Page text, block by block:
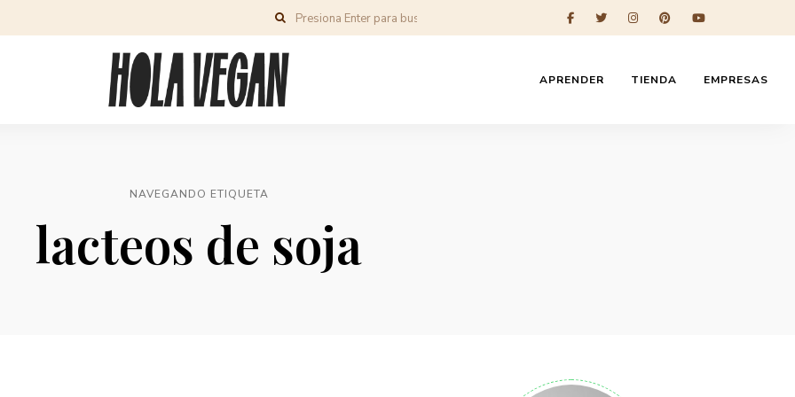
APRENDER TIENDA EMPRESAS
NAVEGANDO ETIQUETA
lacteos de soja